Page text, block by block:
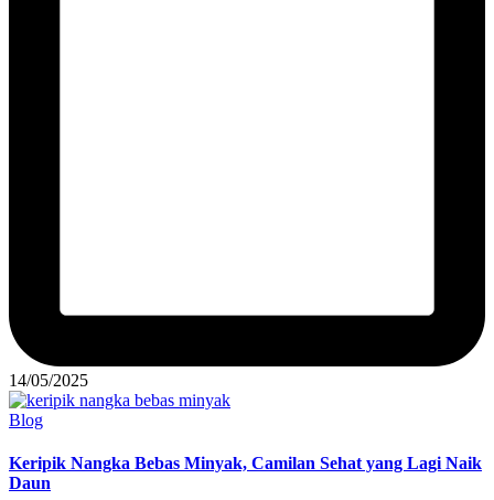
14/05/2025
Posted
Blog
Keripik Nangka Bebas Minyak, Camilan Sehat yang Lagi Naik
Daun